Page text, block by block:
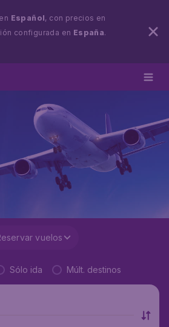
Español, con precios en
configurada en España.
vuelos
Sólo ida Múlt. destinos